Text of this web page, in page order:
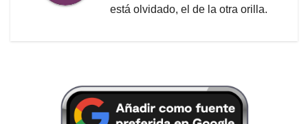
está olvidado, el de la otra orilla.